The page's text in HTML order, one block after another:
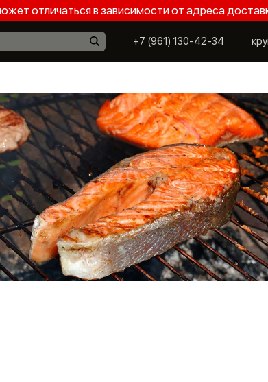
отличаться в зависимости от адреса
+7 (961) 130-42-34